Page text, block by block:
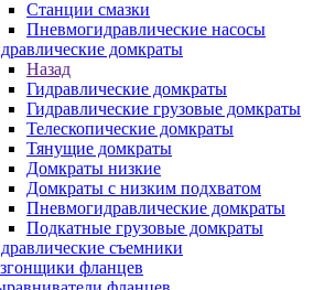
Станции смазки
Пневмогидравлические насосы
домкраты
Назад
Гидравлические домкраты
Гидравлические грузовые домкраты
Телескопические домкраты
Тянущие домкраты
Домкраты низкие
Домкраты с низким подхватом
Пневмогидравлические домкраты
Подкатные грузовые домкраты
съемники
фланцев